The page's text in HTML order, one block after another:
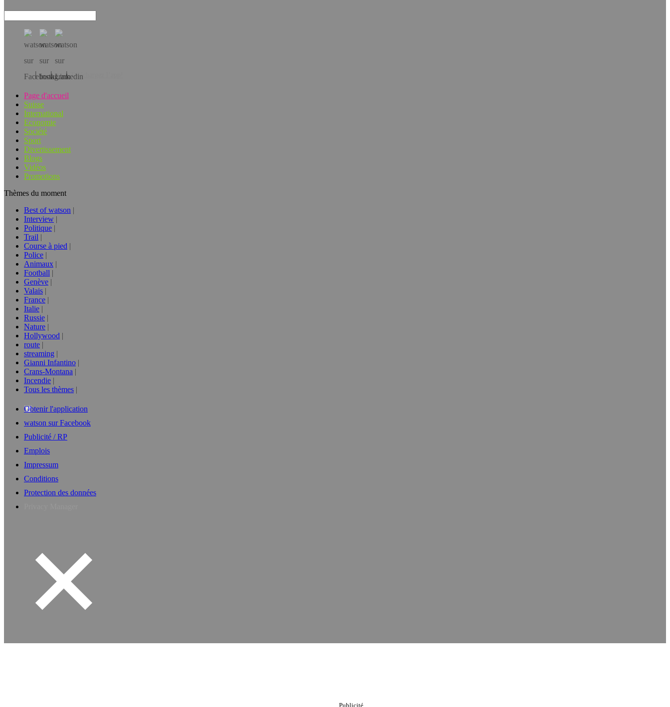
Téléchargez l’app!
Page d'accueil
Suisse
International
Economie
Société
Sport
Divertissement
Blogs
Vidéos
Promotions
Thèmes du moment
Best of watson
Interview
Politique
Trail
Course à pied
Police
Animaux
Football
Genève
Valais
France
Italie
Russie
Nature
Hollywood
route
streaming
Gianni Infantino
Crans-Montana
Incendie
Tous les thèmes
Obtenir l'application
watson sur Facebook
Publicité / RP
Emplois
Impressum
Conditions
Protection des données